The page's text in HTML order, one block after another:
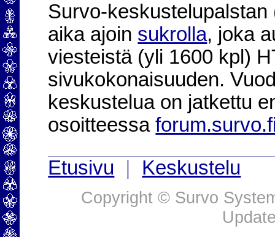
Survo-
aika ajoin sukrolla, joka
viesteistä (yli 1600 kpl)
sivukokonaisuuden.
keskustelua on jatkettu
osoitteessa
Etusivu
Keskustelu
Copyright © Survo